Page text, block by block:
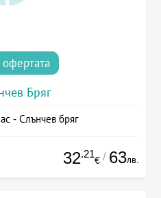
Бряг
- Слънчев бряг
32.21
€ / 63лв.